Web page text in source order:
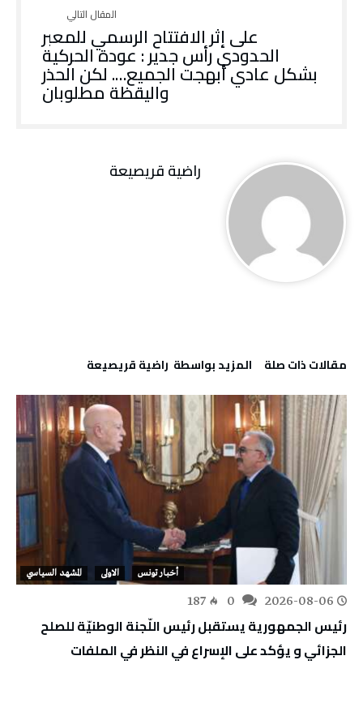
على إثر الافتتاح الرسمي للمعبر
الحدودي رأس جدير : عودة الحركية
بشكل عادي أبهجت الجميع…. لكن الحذر
واليقظة مطلوبان
راضية قريصيعة
‫مقالات ذات صلة‬ ‫‫المزيد بواسطة‬ ‬ راضية قريصيعة
أخبار تونس الاولى المشهد السياسي
2026-08-06
187
رئيس الجمهورية يستقبل رئيس اللّجنة الوطنيّة للصلح
الجزائي و يؤكد على الإسراع في النظر في الملفات